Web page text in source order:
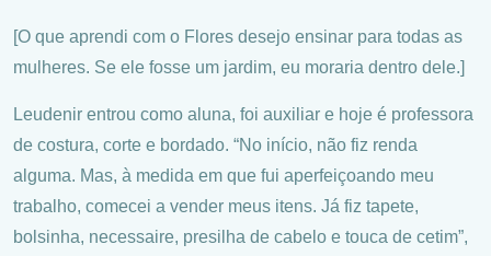
[O que aprendi com o Flores desejo ensinar para todas as
mulheres. Se ele fosse um jardim, eu moraria dentro dele.]
Leudenir entrou como aluna, foi auxiliar e hoje é professora
de costura, corte e bordado. “No início, não fiz renda
alguma. Mas, à medida em que fui aperfeiçoando meu
trabalho, comecei a vender meus itens. Já fiz tapete,
bolsinha, necessaire, presilha de cabelo e touca de cetim”,